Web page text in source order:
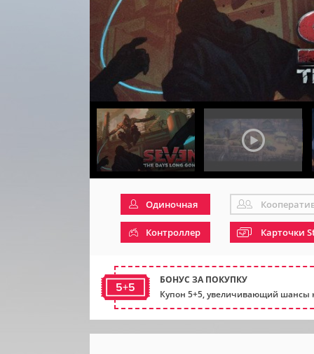
Одиночная
Контроллер Карточки
5+5
БОНУС ЗА ПОКУПКУ
Купон 5+5, увеличивающий шансы